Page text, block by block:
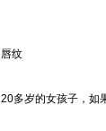
唇纹
20多岁的女孩子，如